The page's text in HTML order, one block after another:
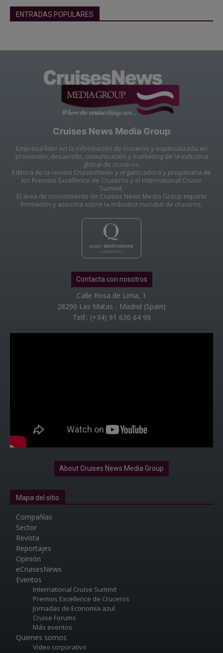
ENTRADAS POPULARES
Cruises News Media Group
Empresa líder en la información de cruceros y especializada en
promoción, desarrollo, comunicación y marketing de la industria
global de cruceros.
Editora de la revista CruisesNews y organizadora y propietaria de
los Premios Excellence de Cruceros y el International Cruise
Summit.
El área de conocimiento de Cruises News Media Group imparte
formación y asesora sobre la industria mundial de cruceros.
Contacta con nosotros
Calle Rosa de Lima, 1
28290 Las Matas - Madrid (Spain)
Telf.: (+34) 91 630 64 99
About Cruises News Media Group
Mapa del sitio
Compañías
Sector
Revista
Reportajes
Opinión
eCruisesNews
Eventos
International Cruise Summit
Premios Excellence de Cruceros
Jornadas de Economía azul
Cruise Forums
Más eventos
Quienes somos
Video corporativo